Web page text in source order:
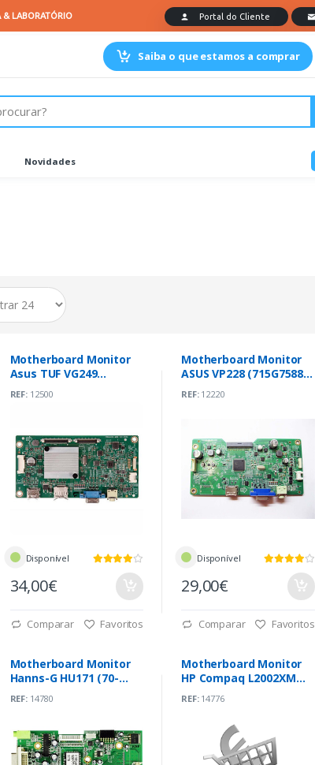
Saiba o que estamos a comprar
Novidades
Motherboard Monitor
Asus TUF VG249
004K)
REF:12500
Disponível
34,00€
Comparar Favoritos
Motherboard Monitor
ASUS VP228 (715G7588-
REF:12220
Disponível
29,00€
Comparar Favoritos
Motherboard Monitor
Hanns-G HU171 (70-
REF:14780
Motherboard Monitor
HP Compaq L2002XM
0H4K)
REF:14776